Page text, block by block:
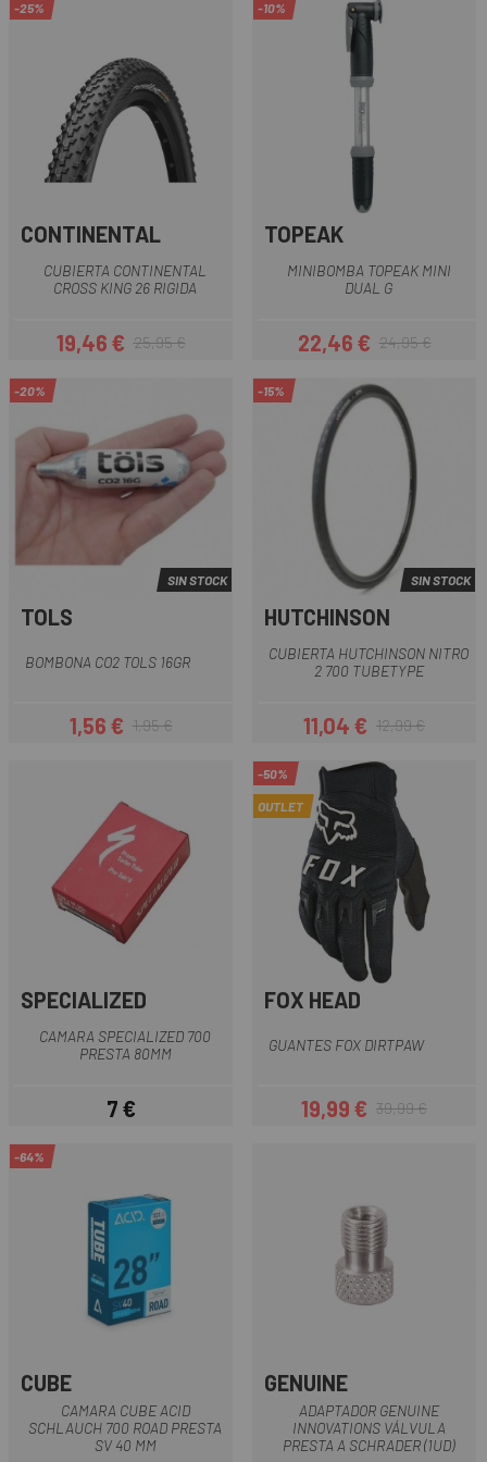
-25%
CONTINENTAL
CUBIERTA CONTINENTAL
CROSS KING 26 RIGIDA
Precio
19,46 €Precio regular
25,95 €
-10%
TOPEAK
MINIBOMBA TOPEAK MINI
DUAL G
Precio
22,46 €Precio regular
24,95 €
-20%
SIN STOCK
TOLS
BOMBONA CO2 TOLS 16GR
Precio
1,56 €Precio regular
1,95 €
-15%
SIN STOCK
HUTCHINSON
CUBIERTA HUTCHINSON NITRO
2 700 TUBETYPE
Precio
11,04 €Precio regular
12,99 €
SPECIALIZED
CAMARA SPECIALIZED 700
PRESTA 80MM
Precio
7 €
-50%
OUTLET
FOX HEAD
GUANTES FOX DIRTPAW
Precio
19,99 €Precio regular
39,99 €
-64%
CUBE
CAMARA CUBE ACID
SCHLAUCH 700 ROAD PRESTA
SV 40 MM
GENUINE
ADAPTADOR GENUINE
INNOVATIONS VÁLVULA
PRESTA A SCHRADER (1UD)